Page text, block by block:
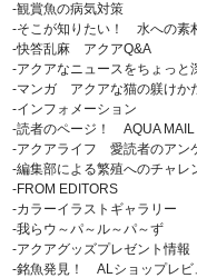
-観賞魚の病気対策
-そこが知りたい！ 水への素
-快答乱麻 アクアQ&A
-アクアなニュースをちょっと
-マンガ アクアな猫の躾けか
-インフォメーション
-読者のページ！ AQUA MAIL
-アクアライフ 愛読者のアン
-編集部による繁殖へのチャ
-FROM EDITORS
-カラーイラストギャラリー
-我らウ～パ～ル～パ～ず
-アクアグッズプレゼント情報
-銘魚発見！ ALショップレビ